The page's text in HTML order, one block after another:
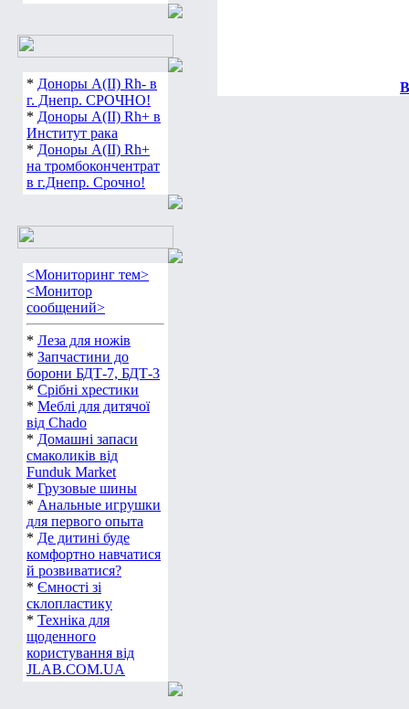
* Доноры А(ІІ) Rh- в
г. Днепр. СРОЧНО!
* Доноры А(ІІ) Rh+ в
Институт рака
* Доноры А(ІІ) Rh+
на тромбокончентрат
в г.Днепр. Срочно!
<Мониторинг тем>
<Монитор
сообщений>
* Леза для ножів
* Запчастини до
борони БДТ-7, БДТ-3
* Срібні хрестики
* Меблі для дитячої
від Chado
* Домашні запаси
смаколиків від
Funduk Market
* Грузовые шины
* Анальные игрушки
для первого опыта
* Де дитині буде
комфортно навчатися
й розвиватися?
* Ємності зі
склопластику
* Техніка для
щоденного
користування від
JLAB.COM.UA